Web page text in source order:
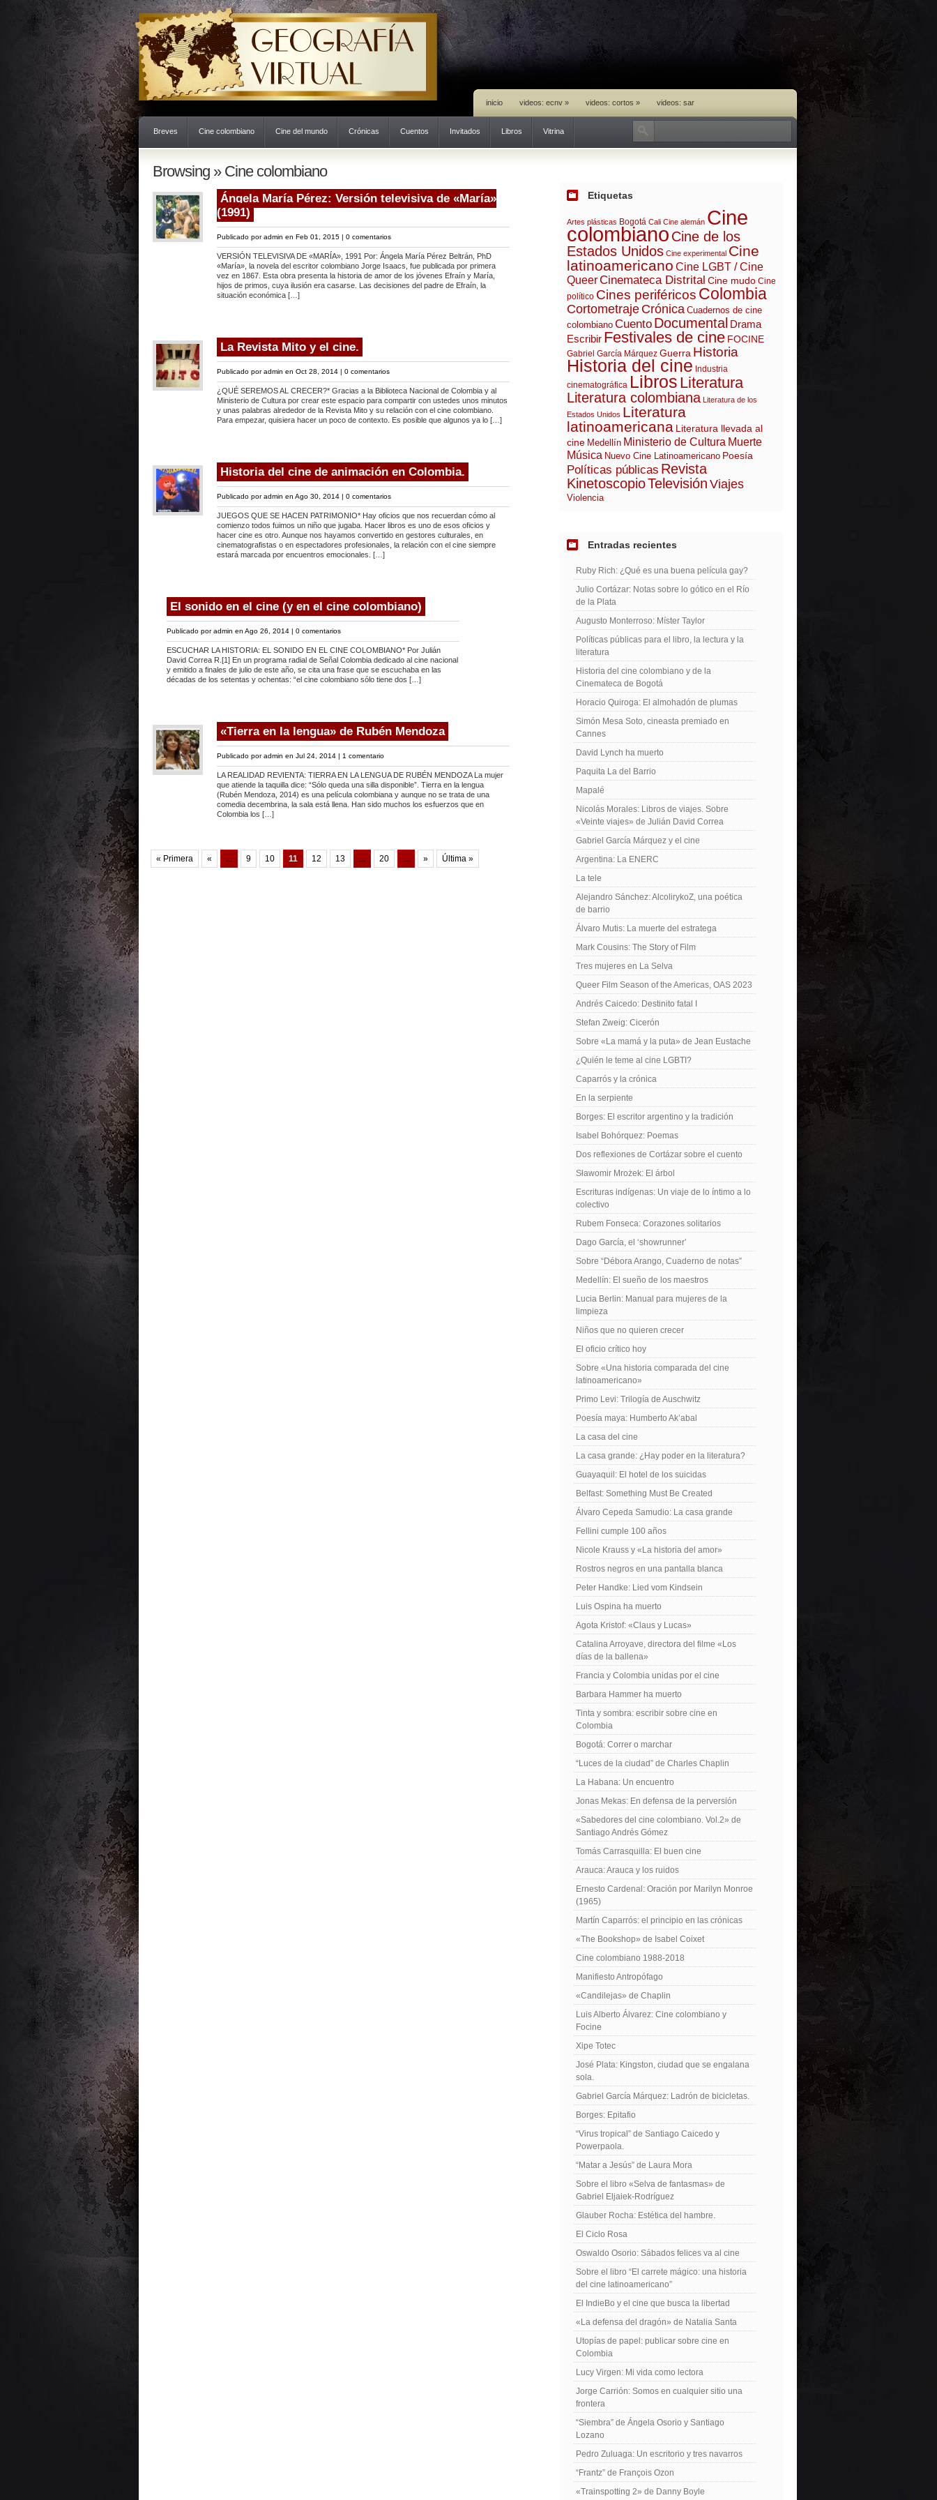
inicio videos: ecnv » videos: cortos » videos: sar
Breves Cine colombiano Cine del mundo Crónicas Cuentos Invitados Libros Vitrina
Browsing » Cine colombiano
Ángela María Pérez: Versión televisiva de «María»
(1991)
Publicado poradmin en Feb 01, 2015 | 0 comentarios
VERSIÓN TELEVISIVA DE «MARÍA», 1991 Por: Ángela María Pérez Beltrán, PhD
«María», la novela del escritor colombiano Jorge Isaacs, fue publicada por primera
vez en 1867. Esta obra presenta la historia de amor de los jóvenes Efraín y María,
hijos de primos, cuya ilusión era casarse. Las decisiones del padre de Efraín, la
situación económica […]
La Revista Mito y el cine.
Publicado poradmin en Oct 28, 2014 | 0 comentarios
¿QUÉ SEREMOS AL CRECER?* Gracias a la Biblioteca Nacional de Colombia y al
Ministerio de Cultura por crear este espacio para compartir con ustedes unos minutos
y unas palabras alrededor de la Revista Mito y su relación con el cine colombiano.
Para empezar, quisiera hacer un poco de contexto. Es posible que algunos ya lo […]
Historia del cine de animación en Colombia.
Publicado poradmin en Ago 30, 2014 | 0 comentarios
JUEGOS QUE SE HACEN PATRIMONIO* Hay oficios que nos recuerdan cómo al
comienzo todos fuimos un niño que jugaba. Hacer libros es uno de esos oficios y
hacer cine es otro. Aunque nos hayamos convertido en gestores culturales, en
cinematografistas o en espectadores profesionales, la relación con el cine siempre
estará marcada por encuentros emocionales. […]
El sonido en el cine (y en el cine colombiano)
Publicado poradmin en Ago 26, 2014 | 0 comentarios
ESCUCHAR LA HISTORIA: EL SONIDO EN EL CINE COLOMBIANO* Por Julián
David Correa R.[1] En un programa radial de Señal Colombia dedicado al cine nacional
y emitido a finales de julio de este año, se cita una frase que se escuchaba en las
décadas de los setentas y ochentas: “el cine colombiano sólo tiene dos […]
«Tierra en la lengua» de Rubén Mendoza
Publicado poradmin en Jul 24, 2014 | 1 comentario
LA REALIDAD REVIENTA: TIERRA EN LA LENGUA DE RUBÉN MENDOZA La mujer
que atiende la taquilla dice: “Sólo queda una silla disponible”. Tierra en la lengua
(Rubén Mendoza, 2014) es una película colombiana y aunque no se trata de una
comedia decembrina, la sala está llena. Han sido muchos los esfuerzos que en
Colombia los […]
« Primera « ... 9 10 11 12 13 ... 20 ... » Última »
Etiquetas
Artes plásticas Bogotá Cali Cine alemán Cine
colombiano Cine de los
Estados Unidos Cine experimental Cine
latinoamericano Cine LGBT / Cine
QueerCinemateca Distrital Cine mudo Cine
político Cines periféricos Colombia
Cortometraje Crónica Cuadernos de cine
colombiano Cuento Documental Drama
Escribir Festivales de cine FOCINE
Gabriel García Márquez Guerra Historia
Historia del cine Industria
cinematográfica Libros Literatura
Literatura colombiana Literatura de los
Estados Unidos Literatura
latinoamericana Literatura llevada al
cine Medellín Ministerio de Cultura Muerte
Música Nuevo Cine Latinoamericano Poesía
Políticas públicas Revista
KinetoscopioTelevisiónViajes
Violencia
Entradas recientes
Ruby Rich: ¿Qué es una buena película gay?
Julio Cortázar: Notas sobre lo gótico en el Río
de la Plata
Augusto Monterroso: Míster Taylor
Políticas públicas para el libro, la lectura y la
literatura
Historia del cine colombiano y de la
Cinemateca de Bogotá
Horacio Quiroga: El almohadón de plumas
Simón Mesa Soto, cineasta premiado en
Cannes
David Lynch ha muerto
Paquita La del Barrio
Mapalé
Nicolás Morales: Libros de viajes. Sobre
«Veinte viajes» de Julián David Correa
Gabriel García Márquez y el cine
Argentina: La ENERC
La tele
Alejandro Sánchez: AlcolirykoZ, una poética
de barrio
Álvaro Mutis: La muerte del estratega
Mark Cousins: The Story of Film
Tres mujeres en La Selva
Queer Film Season of the Americas, OAS 2023
Andrés Caicedo: Destinito fatal I
Stefan Zweig: Cicerón
Sobre «La mamá y la puta» de Jean Eustache
¿Quién le teme al cine LGBTI?
Caparrós y la crónica
En la serpiente
Borges: El escritor argentino y la tradición
Isabel Bohórquez: Poemas
Dos reflexiones de Cortázar sobre el cuento
Sławomir Mrożek: El árbol
Escrituras indígenas: Un viaje de lo íntimo a lo
colectivo
Rubem Fonseca: Corazones solitarios
Dago García, el ‘showrunner’
Sobre “Débora Arango, Cuaderno de notas”
Medellín: El sueño de los maestros
Lucia Berlin: Manual para mujeres de la
limpieza
Niños que no quieren crecer
El oficio crítico hoy
Sobre «Una historia comparada del cine
latinoamericano»
Primo Levi: Trilogía de Auschwitz
Poesía maya: Humberto Ak’abal
La casa del cine
La casa grande: ¿Hay poder en la literatura?
Guayaquil: El hotel de los suicidas
Belfast: Something Must Be Created
Álvaro Cepeda Samudio: La casa grande
Fellini cumple 100 años
Nicole Krauss y «La historia del amor»
Rostros negros en una pantalla blanca
Peter Handke: Lied vom Kindsein
Luis Ospina ha muerto
Agota Kristof: «Claus y Lucas»
Catalina Arroyave, directora del filme «Los
días de la ballena»
Francia y Colombia unidas por el cine
Barbara Hammer ha muerto
Tinta y sombra: escribir sobre cine en
Colombia
Bogotá: Correr o marchar
“Luces de la ciudad” de Charles Chaplin
La Habana: Un encuentro
Jonas Mekas: En defensa de la perversión
«Sabedores del cine colombiano. Vol.2» de
Santiago Andrés Gómez
Tomás Carrasquilla: El buen cine
Arauca: Arauca y los ruidos
Ernesto Cardenal: Oración por Marilyn Monroe
(1965)
Martín Caparrós: el principio en las crónicas
«The Bookshop» de Isabel Coixet
Cine colombiano 1988-2018
Manifiesto Antropófago
«Candilejas» de Chaplin
Luis Alberto Álvarez: Cine colombiano y
Focine
Xipe Totec
José Plata: Kingston, ciudad que se engalana
sola.
Gabriel García Márquez: Ladrón de bicicletas.
Borges: Epitafio
“Virus tropical” de Santiago Caicedo y
Powerpaola.
“Matar a Jesús” de Laura Mora
Sobre el libro «Selva de fantasmas» de
Gabriel Eljaiek-Rodríguez
Glauber Rocha: Estética del hambre.
El Ciclo Rosa
Oswaldo Osorio: Sábados felices va al cine
Sobre el libro “El carrete mágico: una historia
del cine latinoamericano”
El IndieBo y el cine que busca la libertad
«La defensa del dragón» de Natalia Santa
Utopías de papel: publicar sobre cine en
Colombia
Lucy Virgen: Mi vida como lectora
Jorge Carrión: Somos en cualquier sitio una
frontera
“Siembra” de Ángela Osorio y Santiago
Lozano
Pedro Zuluaga: Un escritorio y tres navarros
“Frantz” de François Ozon
«Trainspotting 2» de Danny Boyle